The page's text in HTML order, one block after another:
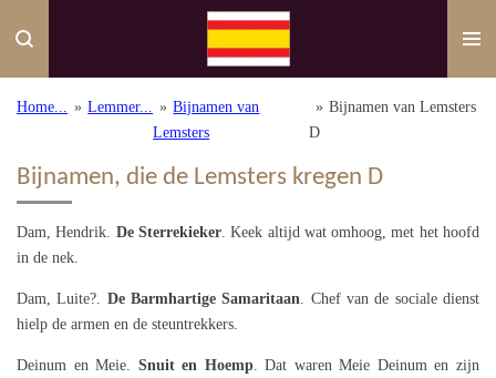
direct
de
Home... » Lemmer... » Bijnamen van
Lemsters
» Bijnamen van Lemsters
D
Bijnamen, die de Lemsters kregen D
Dam, Hendrik. De Sterrekieker. Keek altijd wat omhoog, met het hoofd
in de nek.
Dam, Luite?. De Barmhartige Samaritaan. Chef van de sociale dienst
hielp de armen en de steuntrekkers.
Deinum en Meie. Snuit en Hoemp. Dat waren Meie Deinum en zijn